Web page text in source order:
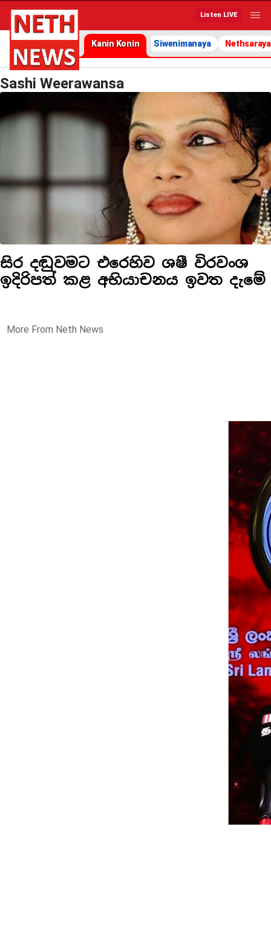
Listen LIVE
Kanin Konin Siwenimanaya Nethsaraya
Sashi Weerawansa
සිර දඬුවමට එරෙහිව ශෂී විරවංශ
ඉදිරිපත් කළ අභියාචනය ඉවත දැමේ
More From Neth News